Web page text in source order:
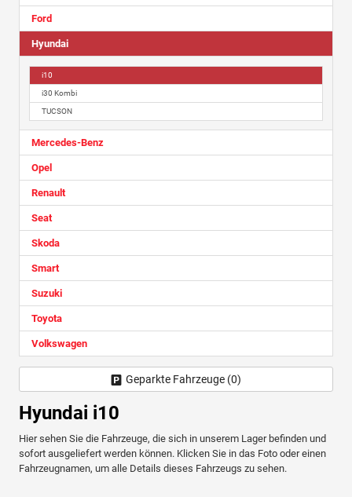
Hyundai i10
Hier sehen Sie die Fahrzeuge, die sich in unserem Lager befinden und
sofort ausgeliefert werden können. Klicken Sie in das Foto oder einen
Fahrzeugnamen, um alle Details dieses Fahrzeugs zu sehen.
Ford
Hyundai
i10
i30 Kombi
TUCSON
Mercedes-Benz
Opel
Renault
Seat
Skoda
Smart
Suzuki
Toyota
Volkswagen
Geparkte Fahrzeuge (0)